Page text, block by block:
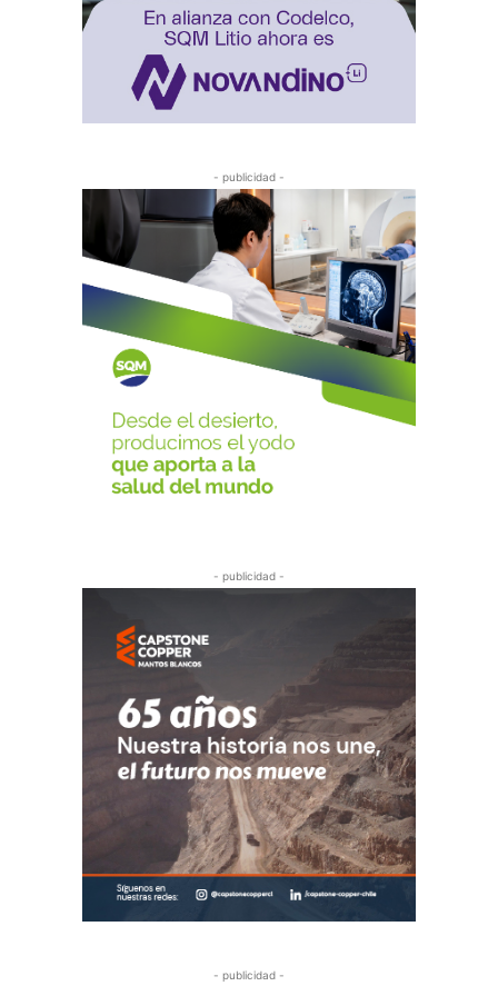
- publicidad -
- publicidad -
- publicidad -